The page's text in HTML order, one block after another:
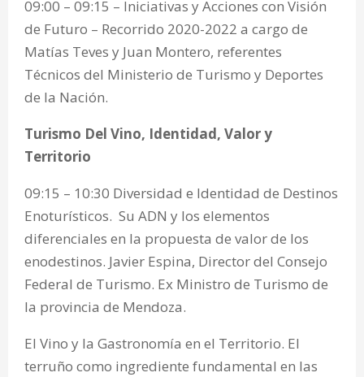
09:00 – 09:15 – Iniciativas y Acciones con Visión
de Futuro – Recorrido 2020-2022 a cargo de
Matías Teves y Juan Montero, referentes
Técnicos del Ministerio de Turismo y Deportes
de la Nación.
Turismo Del Vino, Identidad, Valor y
Territorio
09:15 – 10:30 Diversidad e Identidad de Destinos
Enoturísticos. Su ADN y los elementos
diferenciales en la propuesta de valor de los
enodestinos. Javier Espina, Director del Consejo
Federal de Turismo. Ex Ministro de Turismo de
la provincia de Mendoza.
El Vino y la Gastronomía en el Territorio. El
terruño como ingrediente fundamental en las